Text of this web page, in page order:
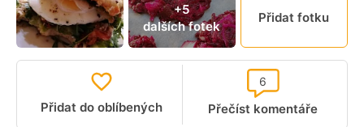
+5
dalších fotek
Přidat fotku
Přidat do oblíbených Přečíst komentáře
6